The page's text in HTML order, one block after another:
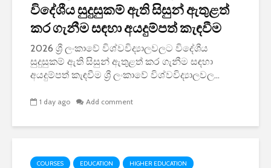
විදේශීය සුදුසුකම් ඇති සිසුන් ඇතුළත්
කර ගැනීම සඳහා අයදුම්පත් කැඳවීම
2026 ශ්‍රී ලංකාවේ විශ්වවිද්‍යාලවලට විදේශීය
සුදුසුකම් ඇති සිසුන් ඇතුළත් කර ගැනීම සඳහා
අයදුම්පත් කැඳවීම ශ්‍රී ලංකාවේ විශ්වවිද්‍යාලවල...
1 day ago Add comment
COURSES EDUCATION HIGHER EDUCATION